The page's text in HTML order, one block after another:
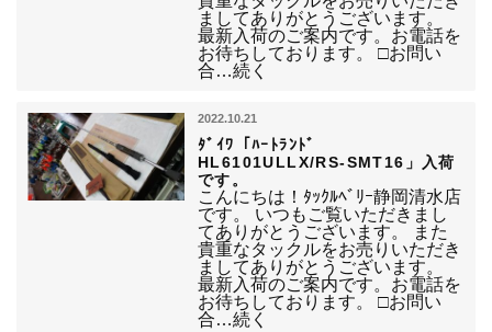
ましてありがとうございます。
最新入荷のご案内です。お電話を
お待ちしております。 □お問い
合…続く
2022.10.21
ﾀﾞｲﾜ「ﾊｰﾄﾗﾝﾄﾞ
HL6101ULLX/RS-SMT16」入荷
です。
こんにちは！ﾀｯｸﾙﾍﾞﾘｰ静岡清水店
です。 いつもご覧いただきまし
てありがとうございます。 また
貴重なタックルをお売りいただき
ましてありがとうございます。
最新入荷のご案内です。お電話を
お待ちしております。 □お問い
合…続く